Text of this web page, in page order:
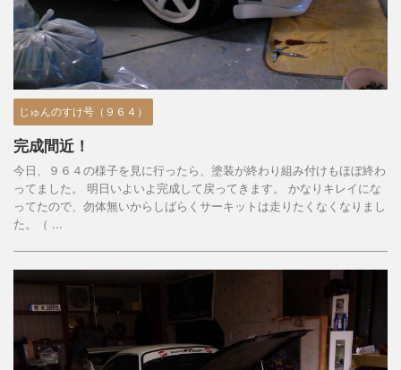
じゅんのすけ号（９６４）
完成間近！
今日、９６４の様子を見に行ったら、塗装が終わり組み付けもほぼ終わ
ってました。 明日いよいよ完成して戻ってきます。 かなりキレイにな
ってたので、勿体無いからしばらくサーキットは走りたくなくなりまし
た。（ ...